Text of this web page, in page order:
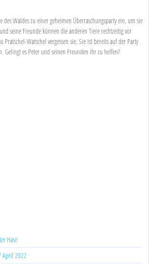
des Waldes zu einer geheimen Überraschungsparty ein, um sie
seine Freunde können die anderen Tiere rechtzeitig vor
Pratschel-Watschel vergessen sie. Sie ist bereits auf der Party
Gelingt es Peter und seinen Freunden ihr zu helfen?
Hase
April 2022